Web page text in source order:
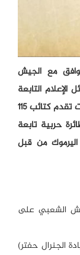
مع الجيش
التابعة
للجيش الشعبي (تحت قيادة الجنرال حفتر) ادعت تقدم كتائب 115
حربية تابعة
من قبل
الشعبي على
الجنرال حفتر)